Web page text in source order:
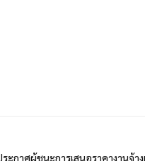
ะกาศผู้ชนะการเสนอราคางานจ้า